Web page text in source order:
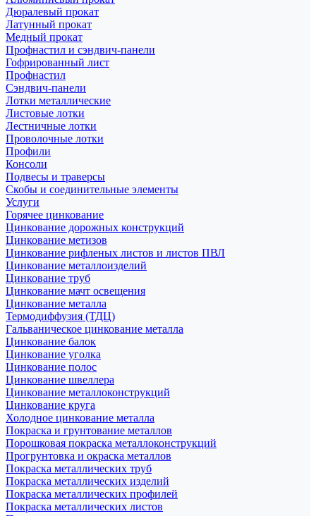
Дюралевый прокат
Латунный прокат
Медный прокат
Профнастил и сэндвич-панели
Гофрированный лист
Профнастил
Сэндвич-панели
Лотки металлические
Листовые лотки
Лестничные лотки
Проволочные лотки
Профили
Консоли
Подвесы и траверсы
Скобы и соединительные элементы
Услуги
Горячее цинкование
Цинкование дорожных конструкций
Цинкование метизов
Цинкование рифленых листов и листов ПВЛ
Цинкование металлоизделий
Цинкование труб
Цинкование мачт освещения
Цинкование металла
Термодиффузия (ТДЦ)
Гальваническое цинкование металла
Цинкование балок
Цинкование уголка
Цинкование полос
Цинкование швеллера
Цинкование металлоконструкций
Цинкование круга
Холодное цинкование металла
Покраска и грунтование металлов
Порошковая покраска металлоконструкций
Прогрунтовка и окраска металлов
Покраска металлических труб
Покраска металлических изделий
Покраска металлических профилей
Покраска металлических листов